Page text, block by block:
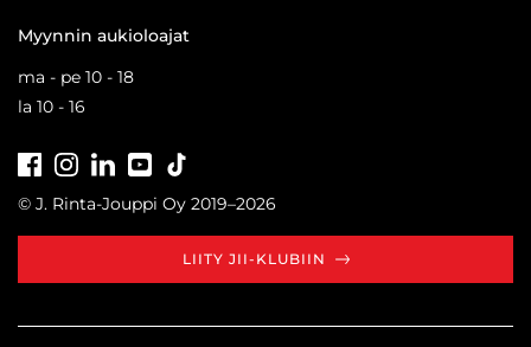
Myynnin aukioloajat
ma - pe 10 - 18
la 10 - 16
FacebookInstagramLinkedInYoutube
© J. Rinta-Jouppi Oy 2019–2026
LIITY JII-KLUBIIN